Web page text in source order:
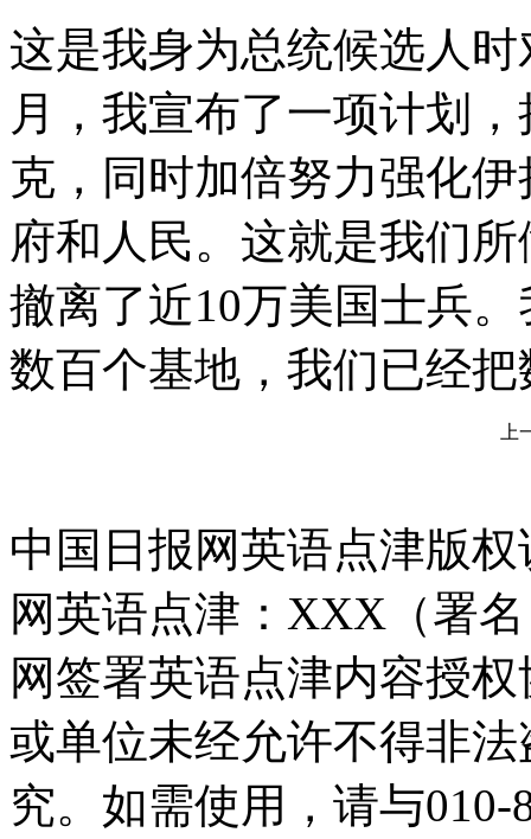
这是我身为总统候选人
月，我宣布了一项计划
克，同时加倍努力强化
府和人民。这就是我们
撤离了近10万美国士兵
数百个基地，我们已经
上
中国日报网英语点津版
网英语点津：XXX（署
网签署英语点津内容授
或单位未经允许不得非
究。如需使用，请与010-